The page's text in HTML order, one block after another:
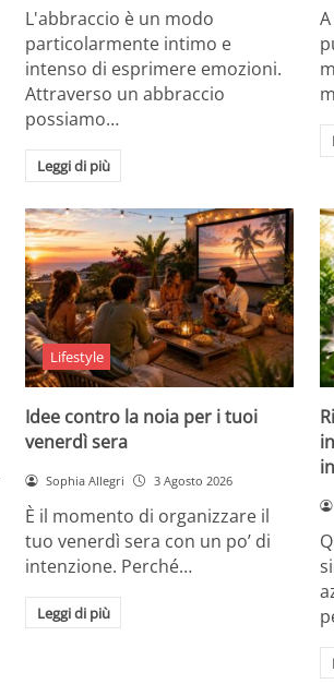
L'abbraccio è un modo
particolarmente intimo e
intenso di esprimere emozioni.
Attraverso un abbraccio
possiamo…
Leggi di più
Lifestyle
Idee contro la noia per i tuoi
venerdì sera
Sophia Allegri 3 Agosto 2026
È il momento di organizzare il
tuo venerdì sera con un po’ di
intenzione. Perché…
Leggi di più